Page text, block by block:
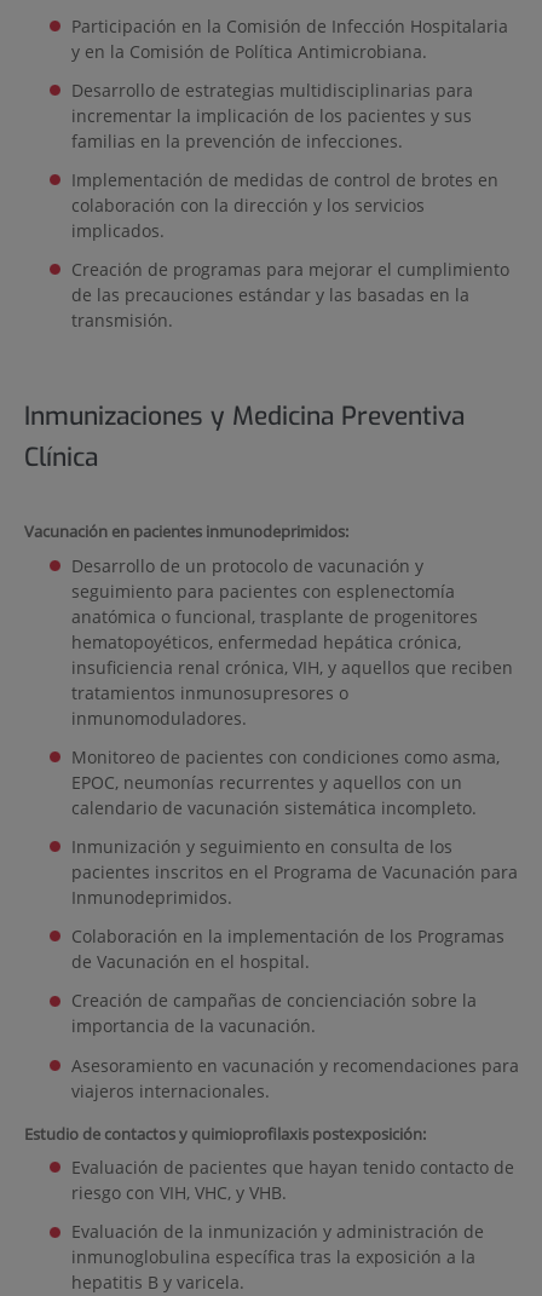
Participación en la Comisión de Infección Hospitalaria
y en la Comisión de Política Antimicrobiana.
Desarrollo de estrategias multidisciplinarias para
incrementar la implicación de los pacientes y sus
familias en la prevención de infecciones.
Implementación de medidas de control de brotes en
colaboración con la dirección y los servicios
implicados.
Creación de programas para mejorar el cumplimiento
de las precauciones estándar y las basadas en la
transmisión.
Inmunizaciones y Medicina Preventiva
Clínica
Vacunación en pacientes inmunodeprimidos:
Desarrollo de un protocolo de vacunación y
seguimiento para pacientes con esplenectomía
anatómica o funcional, trasplante de progenitores
hematopoyéticos, enfermedad hepática crónica,
insuficiencia renal crónica, VIH, y aquellos que reciben
tratamientos inmunosupresores o
inmunomoduladores.
Monitoreo de pacientes con condiciones como asma,
EPOC, neumonías recurrentes y aquellos con un
calendario de vacunación sistemática incompleto.
Inmunización y seguimiento en consulta de los
pacientes inscritos en el Programa de Vacunación para
Inmunodeprimidos.
Colaboración en la implementación de los Programas
de Vacunación en el hospital.
Creación de campañas de concienciación sobre la
importancia de la vacunación.
Asesoramiento en vacunación y recomendaciones para
viajeros internacionales.
Estudio de contactos y quimioprofilaxis postexposición:
Evaluación de pacientes que hayan tenido contacto de
riesgo con VIH, VHC, y VHB.
Evaluación de la inmunización y administración de
inmunoglobulina específica tras la exposición a la
hepatitis B y varicela.